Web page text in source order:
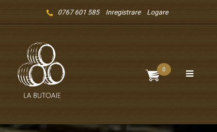
0767 601 585 Inregistrare Logare
0